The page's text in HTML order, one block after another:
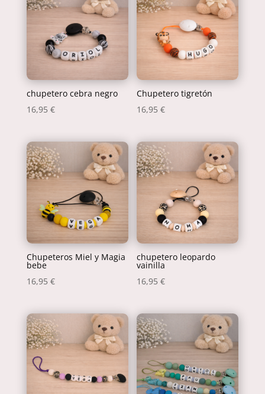
chupetero cebra negro
16,95 €
Chupetero tigretón
16,95€
Chupeteros Miel y Magia
bebe
16,95 €
chupetero leopardo
vainilla
16,95€